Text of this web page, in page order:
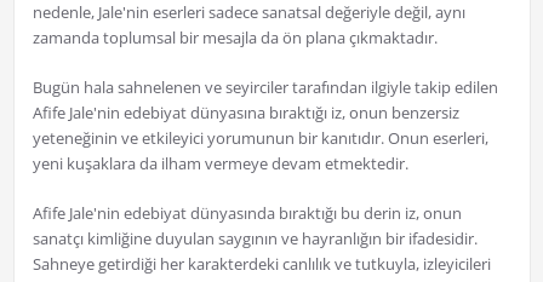
nedenle, Jale'nin eserleri sadece sanatsal değeriyle değil, aynı
zamanda toplumsal bir mesajla da ön plana çıkmaktadır.
Bugün hala sahnelenen ve seyirciler tarafından ilgiyle takip edilen
Afife Jale'nin edebiyat dünyasına bıraktığı iz, onun benzersiz
yeteneğinin ve etkileyici yorumunun bir kanıtıdır. Onun eserleri,
yeni kuşaklara da ilham vermeye devam etmektedir.
Afife Jale'nin edebiyat dünyasında bıraktığı bu derin iz, onun
sanatçı kimliğine duyulan saygının ve hayranlığın bir ifadesidir.
Sahneye getirdiği her karakterdeki canlılık ve tutkuyla, izleyicileri